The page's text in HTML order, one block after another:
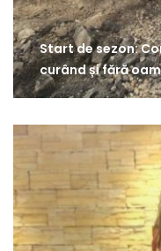
Start de sezon:
curând și fără